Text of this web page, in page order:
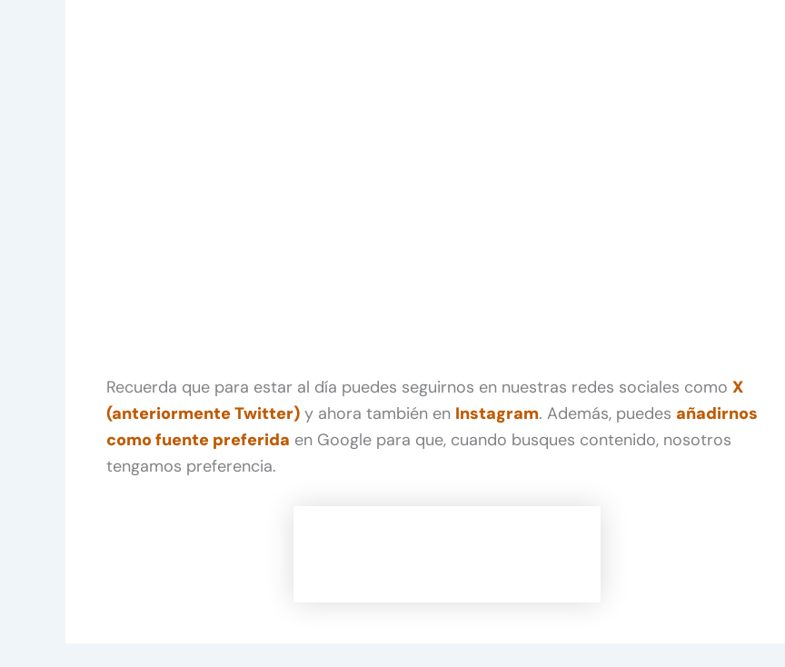
Recuerda que para estar al día puedes seguirnos en nuestras redes sociales como X
(anteriormente Twitter) y ahora también en Instagram. Además, puedes añadirnos
como fuente preferida en Google para que, cuando busques contenido, nosotros
tengamos preferencia.